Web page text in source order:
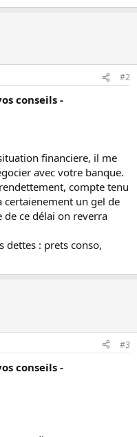
#2
conseils -
financiere, il me
avec votre banque.
compte tenu
certaienement un gel de
de ce délai on reverra
dettes : prets conso,
#3
conseils -